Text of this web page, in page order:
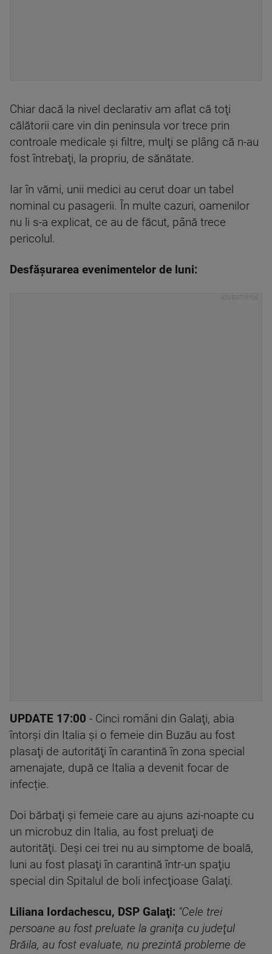
Chiar dacă la nivel declarativ am aflat că toţi
călătorii care vin din peninsula vor trece prin
controale medicale şi filtre, mulţi se plâng că n-au
fost întrebaţi, la propriu, de sănătate.
Iar în vămi, unii medici au cerut doar un tabel
nominal cu pasagerii. În multe cazuri, oamenilor
nu li s-a explicat, ce au de făcut, până trece
pericolul.
Desfășurarea evenimentelor de luni:
UPDATE 17:00 - Cinci români din Galaţi, abia
întorşi din Italia şi o femeie din Buzău au fost
plasaţi de autorităţi în carantină în zona special
amenajate, după ce Italia a devenit focar de
infecție.
Doi bărbaţi şi femeie care au ajuns azi-noapte cu
un microbuz din Italia, au fost preluaţi de
autorităţi. Deşi cei trei nu au simptome de boală,
luni au fost plasaţi în carantină într-un spaţiu
special din Spitalul de boli infecţioase Galaţi.
Liliana Iordachescu, DSP Galaţi: "Cele trei
persoane au fost preluate la graniţa cu judeţul
Brăila, au fost evaluate, nu prezintă probleme de